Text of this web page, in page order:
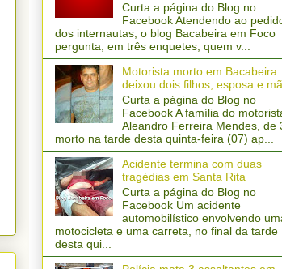
Curta a página do Blog no
Facebook Atendendo ao
dos internautas, o blog Bacabeira em Foco
pergunta, em três enquetes, quem v...
Motorista morto em Bacabeira
deixou dois filhos, esposa e
Curta a página do Blog no
Facebook A família do
Aleandro Ferreira Mendes, de
morto na tarde desta quinta-feira (07) ap...
Acidente termina com duas
tragédias em Santa Rita
Curta a página do Blog no
Facebook Um acidente
automobilístico envolvendo
motocicleta e uma carreta, no final da tarde
desta qui...